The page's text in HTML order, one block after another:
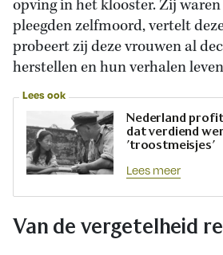
opving in het klooster. Zij
pleegden zelfmoord, vertelt
probeert zij deze vrouwen al
herstellen en hun verhalen
Lees ook
Nederland
dat verdiend
’troostmeisjes’
Lees meer
Van de vergetelheid